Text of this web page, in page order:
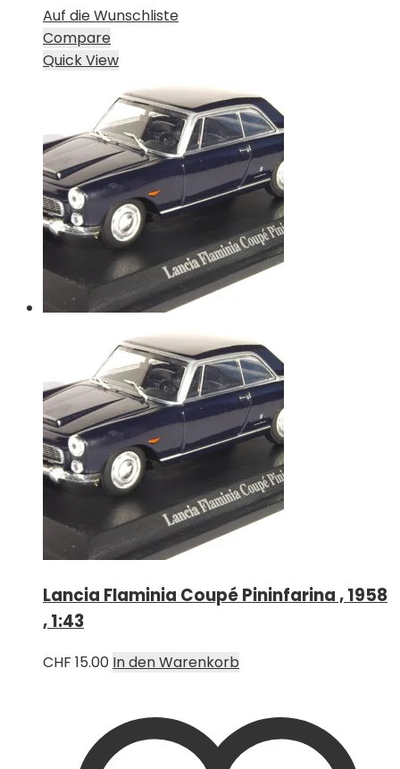
Auf die Wunschliste
Compare
Quick View
Lancia Flaminia Coupé Pininfarina , 1958
, 1:43
CHF 15.00 In den Warenkorb